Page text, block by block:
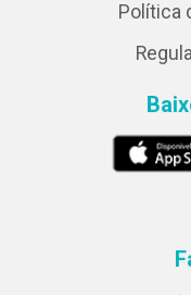
Política